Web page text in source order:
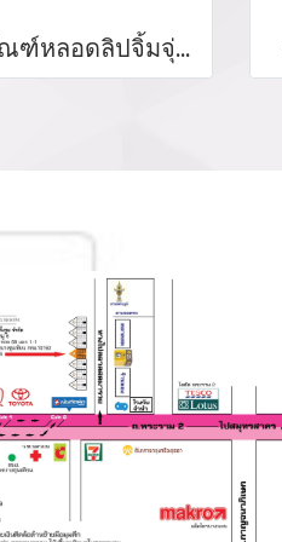
บรรจุภัณฑ์หลอดลิปจิ้มจุ่ม หลอดลิปกลอส bottle lip gloss/ lip bottle ขวดลิป บรรจุภัณฑ์ใส่ลิป จำหน่ายบรรจุภัณฑ์เครื่องสำอางรรจุภัณฑ์เครื่องสำอางทุกประเภท